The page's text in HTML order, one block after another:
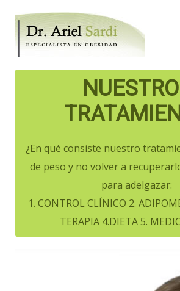
NUESTRO
¿En qué consiste nuestro
de peso y no volver a
para adelgazar:
1. CONTROL CLÍNICO 2.
TERAPIA 4.DIETA 5.